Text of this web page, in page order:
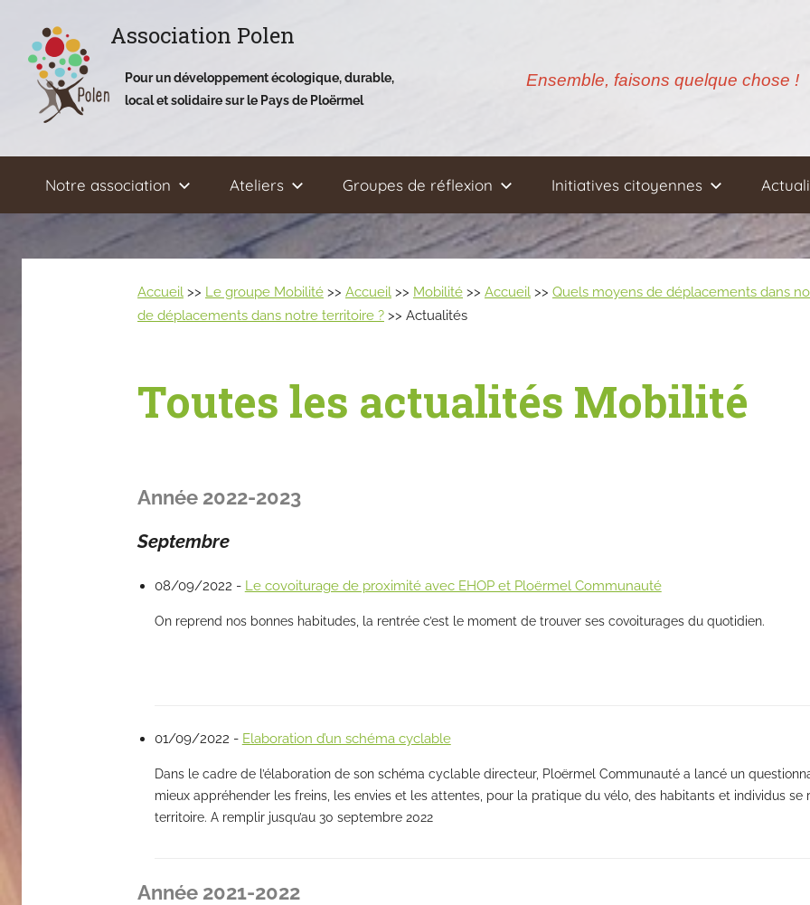
contenu
Association Polen
Pour un développement écologique, durable,
local et solidaire sur le Pays de Ploërmel
Ensemble, faisons quelque chose !
Notre association Ateliers Groupes de réflexion Initiatives citoyennes
Accueil >> Le groupe Mobilité >> Accueil >> Mobilité >> Accueil >> Quels moyens de déplacements dans
de déplacements dans notre territoire ? >> Actualités
Toutes les actualités Mobilité
Année 2022-2023
Septembre
08/09/2022 - Le covoiturage de proximité avec EHOP et Ploërmel Communauté
On reprend nos bonnes habitudes, la rentrée c’est le moment de trouver ses covoiturages du quotidien.
01/09/2022 - Elaboration d’un schéma cyclable
Dans le cadre de l’élaboration de son schéma cyclable directeur, Ploërmel Communauté a lancé un
mieux appréhender les freins, les envies et les attentes, pour la pratique du vélo, des habitants et individus se
territoire. A remplir jusqu’au 30 septembre 2022
Année 2021-2022